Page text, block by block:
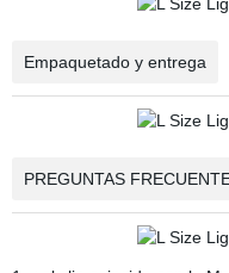
Empaquetado y entrega
PREGUNTAS